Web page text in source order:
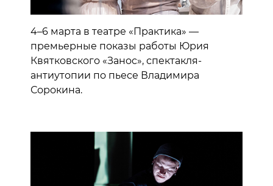
4–6 марта в театре «Практика» —
премьерные показы работы Юрия
Квятковского «Занос», спектакля-
антиутопии по пьесе Владимира
Сорокина.